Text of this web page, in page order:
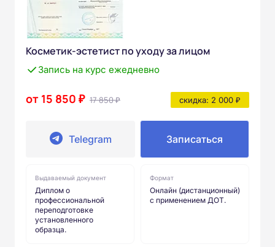
Косметик-эстетист по уходу за лицом
Запись на курс ежедневно
от 15 850 ₽ 17 850 ₽ скидка: 2 000 ₽
Telegram Записаться
Выдаваемый документ
Диплом о
профессиональной
переподготовке
установленного
образца.
Формат
Онлайн (дистанционный)
с применением ДОТ.